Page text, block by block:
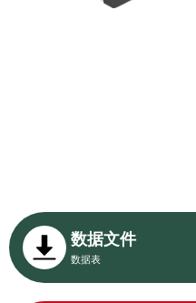
数据文件
数据表